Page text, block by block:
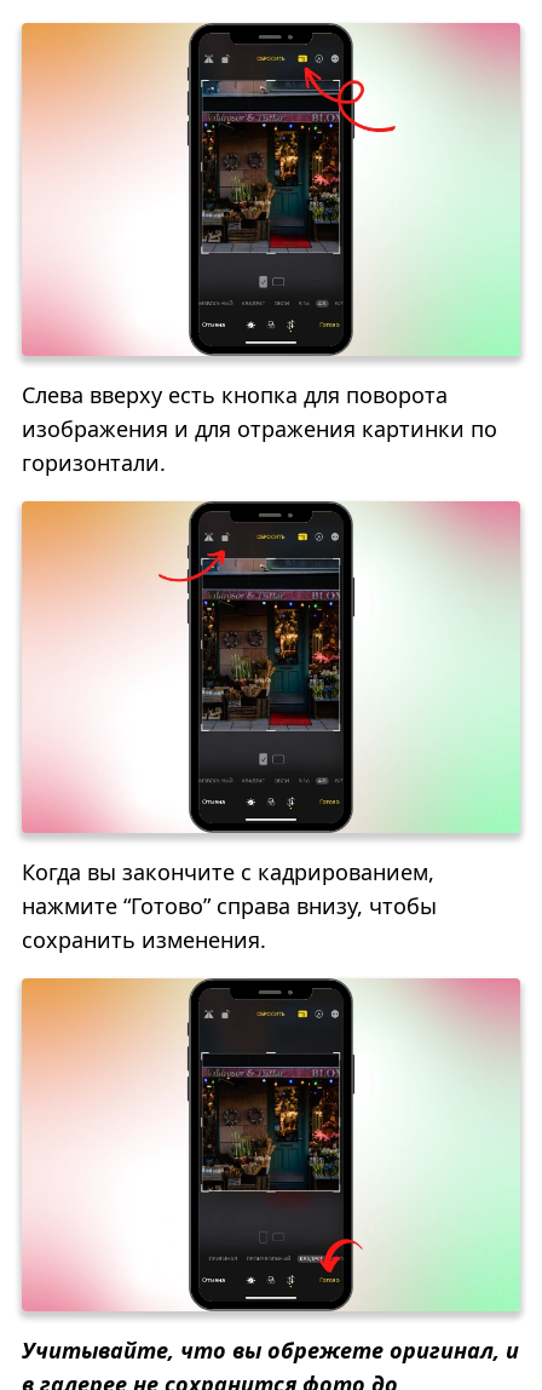
Слева вверху есть кнопка для поворота
изображения и для отражения картинки по
горизонтали.
Когда вы закончите с кадрированием,
нажмите “Готово” справа внизу, чтобы
сохранить изменения.
Учитывайте, что вы обрежете оригинал, и
в галерее не сохранится фото до